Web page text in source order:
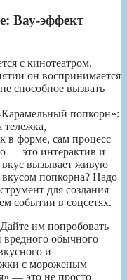
Вау-эффект
с кинотеатром,
он воспринимается
способное вызвать
попкорн»:
тележка,
в форме, сам процесс
— это интерактив и
вызывает живую
попкорна? Надо
для создания
событии в соцсетях.
им попробовать
вредного обычного
и
с мороженым
— это не просто